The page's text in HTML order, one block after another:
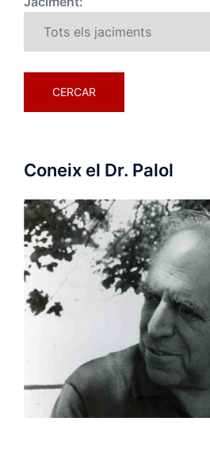
Coneix el Dr. Palol